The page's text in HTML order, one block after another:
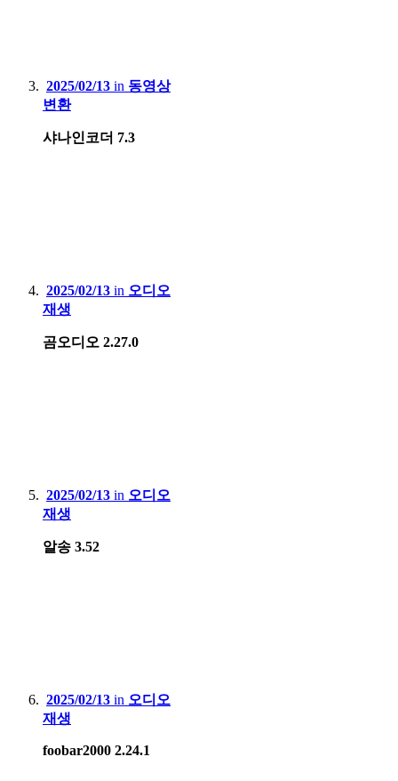
2025/02/13 in 동영상
변환
샤나인코더 7.3
2025/02/13 in 오디오
재생
곰오디오 2.27.0
2025/02/13 in 오디오
재생
알송 3.52
2025/02/13 in 오디오
재생
foobar2000 2.24.1